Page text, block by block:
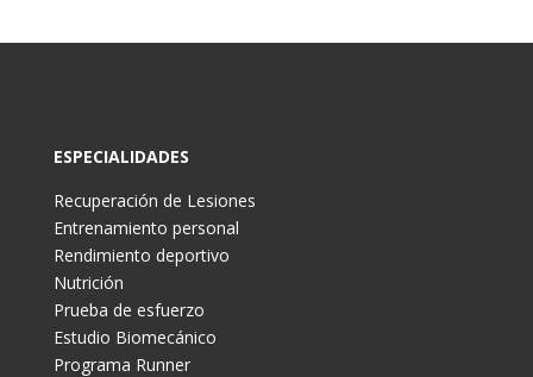
ESPECIALIDADES
Recuperación de Lesiones
Entrenamiento personal
Rendimiento deportivo
Nutrición
Prueba de esfuerzo
Estudio Biomecánico
Programa Runner